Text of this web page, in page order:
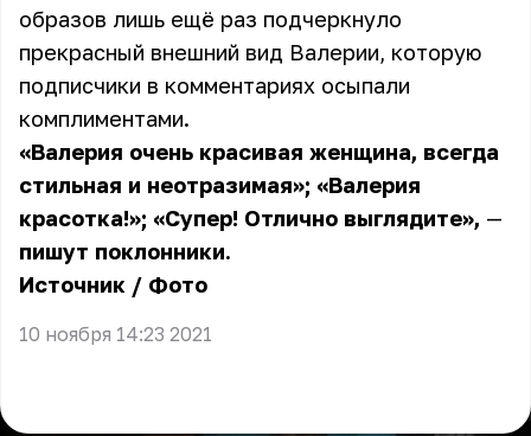
образов лишь ещё раз подчеркнуло
прекрасный внешний вид Валерии, которую
подписчики в комментариях осыпали
комплиментами.
«Валерия очень красивая женщина, всегда
стильная и неотразимая»; «Валерия
красотка!»; «Супер! Отлично выглядите», —
пишут поклонники.
Источник / Фото
10 ноября 14:23 2021